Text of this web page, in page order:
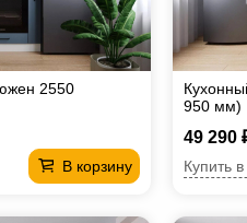
2550
В корзину
950 мм)
49 290
Купить